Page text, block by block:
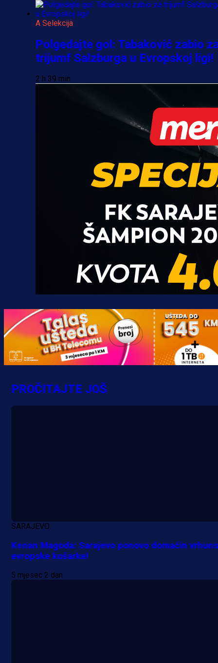
A Selekcija
Polgedajte gol: Tabaković zabio
trijumf Salzburga u Evropskoj ligi!
2 h 39 min
Promo vijesti
Počinje Premijer liga BiH: Pronađi
specijale i iskoristi jedinstvenu
ponudu
4 h 46 min
PROČITAJTE JOŠ
SARAJEVO
Kenan Magoda: Sarajevo ponovo domaćin
evropske košarke!
5 mjesec 2 dan